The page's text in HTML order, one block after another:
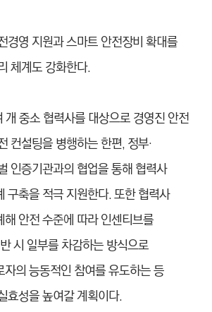
경영 지원과 스마트 안전장비 확대를
체계도 강화한다.
중소 협력사를 대상으로 경영진 안전
컨설팅을 병행하는 한편, 정부·
인증기관과의 협업을 통해 협력사
구축을 적극 지원한다. 또한 협력사
안전 수준에 따라 인센티브를
시 일부를 차감하는 방식으로
의 능동적인 참여를 유도하는 등
효성을 높여갈 계획이다.